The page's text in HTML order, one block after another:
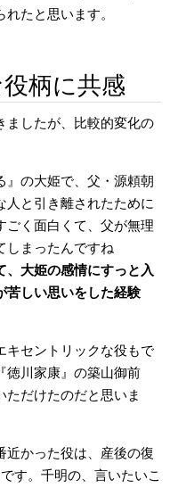
たと思います。
柄に共感
ましたが、比較的変化の
』の大姫で、父・源頼朝
人と引き離されたために
ごく面白くて、父が無理
まったんですね
、大姫の感情にすっと入
苦しい思いをした経験
キセントリックな役もで
徳川家康』の築山御前
だけたのだと思いま
近かった役は、産後の復
す。千明の、言いたいこ